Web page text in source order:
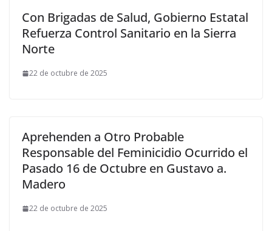
Con Brigadas de Salud, Gobierno Estatal
Refuerza Control Sanitario en la Sierra
Norte
22 de octubre de 2025
Aprehenden a Otro Probable
Responsable del Feminicidio Ocurrido el
Pasado 16 de Octubre en Gustavo a.
Madero
22 de octubre de 2025